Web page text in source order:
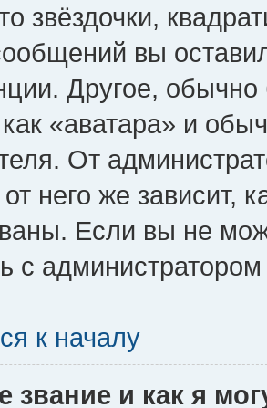
звёздочки,
вы
Другое,
как «аватара» и
От
него же зависит,
Если вы не
с
к началу
звание и как я